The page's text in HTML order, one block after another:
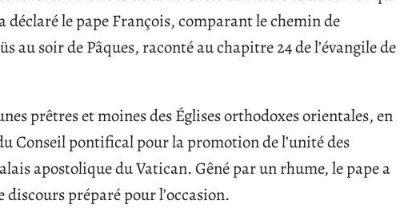
le pape François, comparant le chemin de
au soir de Pâques, raconté au chapitre 24 de l’évangile de
prêtres et moines des Églises orthodoxes orientales, en
Conseil pontifical pour la promotion de l’unité des
apostolique du Vatican. Gêné par un rhume, le pape a
préparé pour l’occasion.